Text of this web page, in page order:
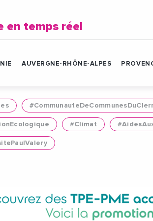
en temps réel
AUVERGNE-RHÔNE-ALPES
#Climat